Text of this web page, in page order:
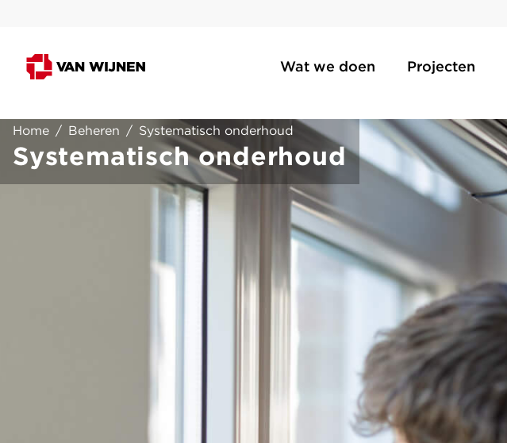
Wat we doen Projecten
Home / Beheren / Systematisch onderhoud
Systematisch onderhoud